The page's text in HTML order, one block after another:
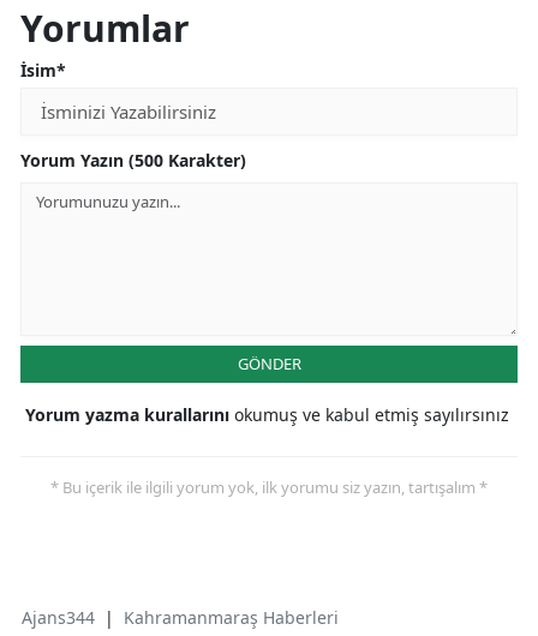
Yorumlar
İsim*
Yorum Yazın (500 Karakter)
GÖNDER
Yorum yazma kurallarını okumuş ve kabul etmiş sayılırsınız
* Bu içerik ile ilgili yorum yok, ilk yorumu siz yazın, tartışalım *
Ajans344 | Kahramanmaraş Haberleri